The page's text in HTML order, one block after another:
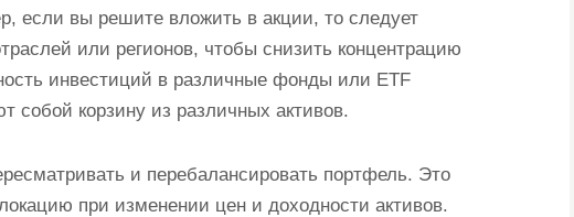
если вы решите вложить в акции, то следует
или регионов, чтобы снизить концентрацию
инвестиций в различные фонды или ETF
корзину из различных активов.
и перебалансировать портфель. Это
при изменении цен и доходности активов.